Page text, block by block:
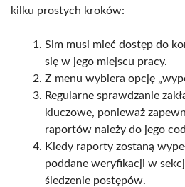
kilku prostych kroków:
Sim musi mieć dostęp do
się w jego miejscu pracy.
Z menu wybiera opcję
Regularne sprawdzanie
kluczowe, ponieważ
raportów należy do jego
Kiedy raporty zostaną
poddane weryfikacji w
śledzenie postępów.